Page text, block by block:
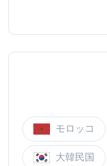
モロッコ
大韓民国